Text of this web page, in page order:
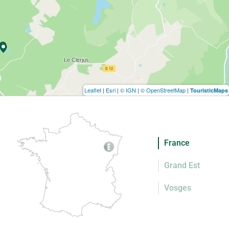
Leaflet | Esri | © IGN | © OpenStreetMap | TouristicMaps
France
Grand Est
Vosges